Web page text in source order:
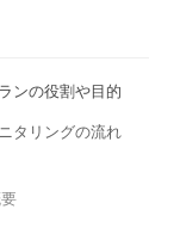
ンの役割や目的
タリングの流れ